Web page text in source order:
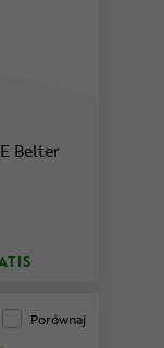
Belter
Porównaj